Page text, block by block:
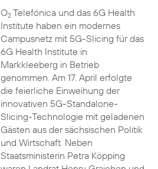
O2Telefónica und das 6G Health
Institute haben ein modernes
Campusnetz mit 5G-Slicing für das
6G Health Institute in
Markkleeberg in Betrieb
genommen. Am 17. April erfolgte
die feierliche Einweihung der
innovativen 5G-Standalone-
Slicing-Technologie mit geladenen
Gästen aus der sächsischen Politik
und Wirtschaft. Neben
Staatsministerin Petra Köpping